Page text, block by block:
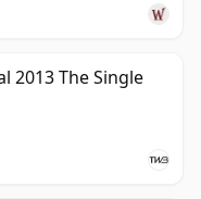
2013 The Single